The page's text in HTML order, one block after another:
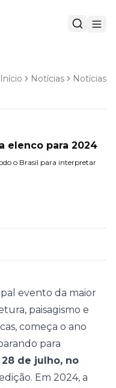
Início Notícias Notícias
elenco para 2024
o Brasil para interpretar
evento da maior
paisagismo e
começa o ano
para
28 de julho, no
Em 2024, a